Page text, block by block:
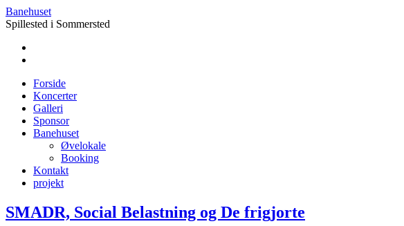
Banehuset
Spillested i Sommersted
Forside
Koncerter
Galleri
Sponsor
Banehuset
Øvelokale
Booking
Kontakt
projekt
SMADR, Social Belastning og De frigjorte